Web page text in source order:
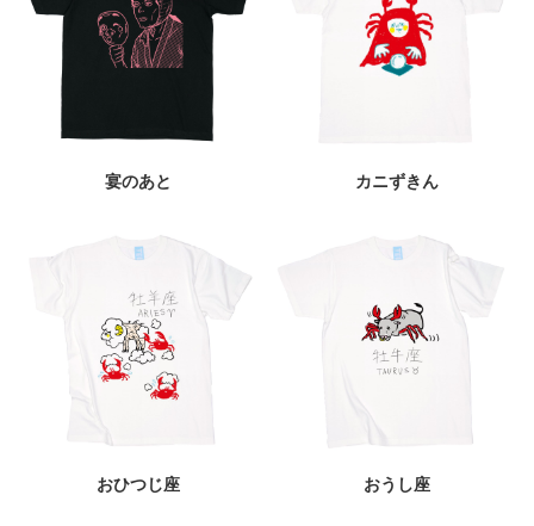
宴のあと カニずきん
おひつじ座 おうし座